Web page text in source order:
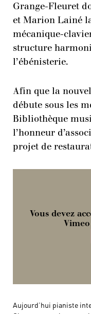
Grange-Fleuret
et Marion Lainé
mécanique-
structure
l’ébénisterie.
Afin que la
débute sous les
Bibliothèque
l’honneur
projet de
Vous devez
Aujourd’hui pianiste